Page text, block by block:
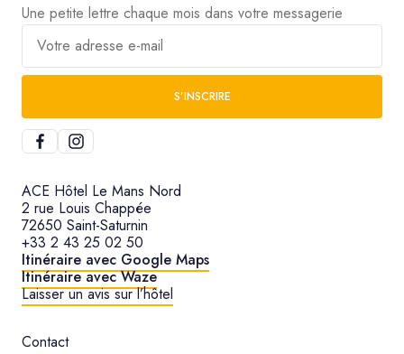
Une petite lettre chaque mois dans votre messagerie
Votre adresse e-mail
S’INSCRIRE
ACE Hôtel Le Mans Nord
2 rue Louis Chappée
72650 Saint-Saturnin
+33 2 43 25 02 50
Itinéraire avec Google Maps
Itinéraire avec Waze
Laisser un avis sur l’hôtel
Contact